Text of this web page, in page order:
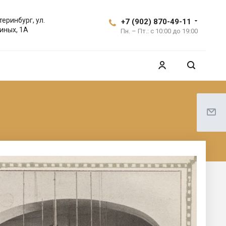
+7 (902) 870-49-11
Пн. – Пт.: с 10:00 до 19:00
ул.
1А